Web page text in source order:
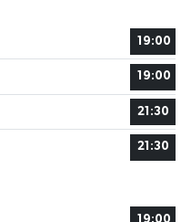
19:00
19:00
21:30
21:30
19:00